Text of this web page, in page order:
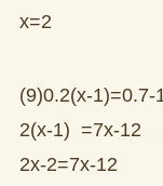
x=2
(9)0.2(x-1)=0.7-
2(x-1) =7x-12
2x-2=7x-12